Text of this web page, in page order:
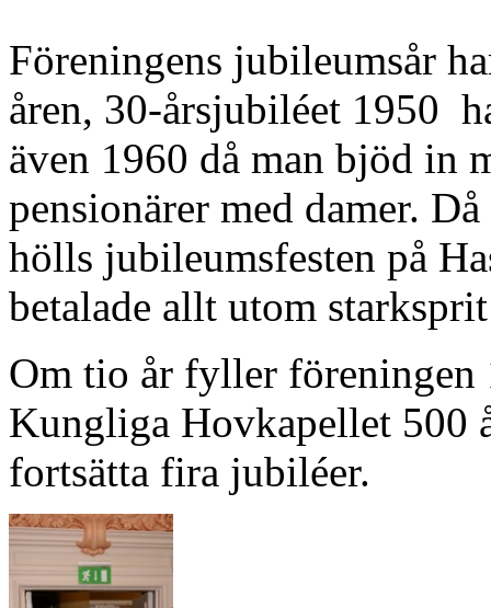
Föreningens jubileumsår
åren, 30-årsjubiléet 1950
även 1960 då man bjöd in
pensionärer med damer.
hölls jubileumsfesten på
betalade allt utom
Om tio år fyller föreningen
Kungliga Hovkapellet 500
fortsätta fira jubiléer.